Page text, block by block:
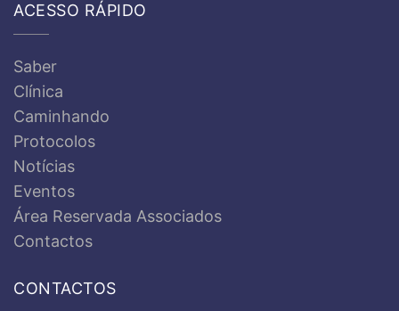
ACESSO RÁPIDO
Saber
Clínica
Caminhando
Protocolos
Notícias
Eventos
Área Reservada Associados
Contactos
CONTACTOS